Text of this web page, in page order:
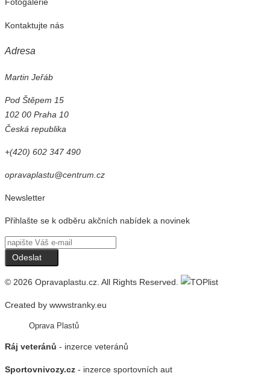
Kontaktujte nás
Adresa
Martin Jeřáb
Pod Štěpem 15
102 00 Praha 10
Česká republika
+(420) 602 347 490
opravaplastu@centrum.cz
Newsletter
Přihlašte se k odběru akčních nabídek a novinek
Odeslat
© 2026 Opravaplastu.cz . All Rights Reserved.
Created by wwwstranky.eu
Oprava Plastů
Ráj veteránů - inzerce veteránů
Sportovnivozy.cz - inzerce sportovních aut